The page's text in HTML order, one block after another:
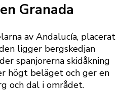
Granada
av Andalucía, placerat
ligger bergskedjan
spanjorerna skidåkning
högt beläget och ger en
och dal i området.